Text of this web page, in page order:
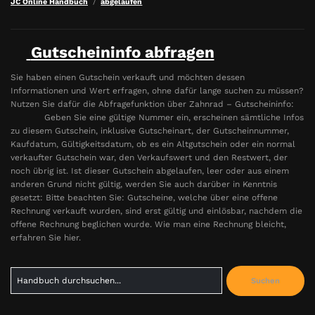
Gutscheininfo abfragen
Sie haben einen Gutschein verkauft und möchten dessen
Informationen und Wert erfragen, ohne dafür lange suchen zu müssen?
Nutzen Sie dafür die Abfragefunktion über Zahnrad – Gutscheininfo:
Geben Sie eine gültige Nummer ein, erscheinen sämtliche Infos
zu diesem Gutschein, inklusive Gutscheinart, der Gutscheinnummer,
Kaufdatum, Gültigkeitsdatum, ob es ein Altgutschein oder ein normal
verkaufter Gutschein war, den Verkaufswert und den Restwert, der
noch übrig ist. Ist dieser Gutschein abgelaufen, leer oder aus einem
anderen Grund nicht gültig, werden Sie auch darüber in Kenntnis
gesetzt: Bitte beachten Sie: Gutscheine, welche über eine offene
Rechnung verkauft wurden, sind erst gültig und einlösbar, nachdem die
offene Rechnung beglichen wurde. Wie man eine Rechnung bleicht,
erfahren Sie hier.
for:
Suchen